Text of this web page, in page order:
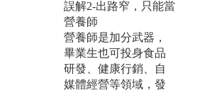
誤解2-出路窄，只能當
營養師
營養師是加分武器，
畢業生也可投身食品
研發、健康行銷、自
媒體經營等領域，發